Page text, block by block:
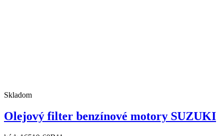
Skladom
Olejový filter benzínové motory SUZUKI